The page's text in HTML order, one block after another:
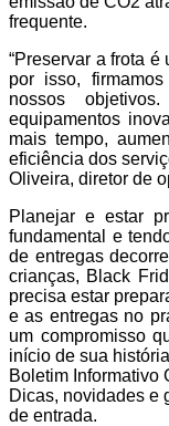
frequente.
“Preservar a frota
por isso,
nossos
equipamentos
mais tempo,
eficiência dos
Oliveira, diretor de
Planejar e estar
fundamental e
de entregas
crianças, Black
precisa estar
e as entregas no
um compromisso
início de sua
Boletim Informativo
Dicas, novidades e
de entrada.